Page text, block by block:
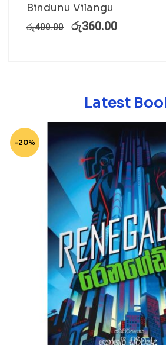
Bindunu Vilangu
රු400.00 රු360.00
Latest
-20%